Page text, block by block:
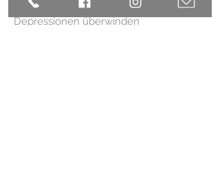
Manifestieren lernen
Depressionen überwinden